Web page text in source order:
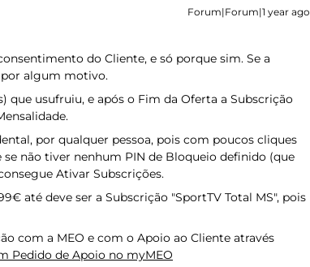
Forum|Forum|1 year ago
do Cliente, e só porque sim. Se a
por algum motivo.
que usufruiu, e após o Fim da Oferta a Subscrição
por qualquer pessoa, pois com poucos cliques
não tiver nenhum PIN de Bloqueio definido (que
Ativar Subscrições.
até deve ser a Subscrição "SportTV Total MS", pois
com a MEO e com o Apoio ao Cliente através
Pedido de Apoio no myMEO